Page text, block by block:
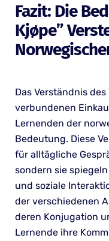
Fazit: Die
Kjøpe”
Das Verständnis des
verbundenen
Lernenden der
Bedeutung. Diese
für alltägliche
sondern sie
und soziale
der verschiedenen
deren Konjugation
Lernende ihre